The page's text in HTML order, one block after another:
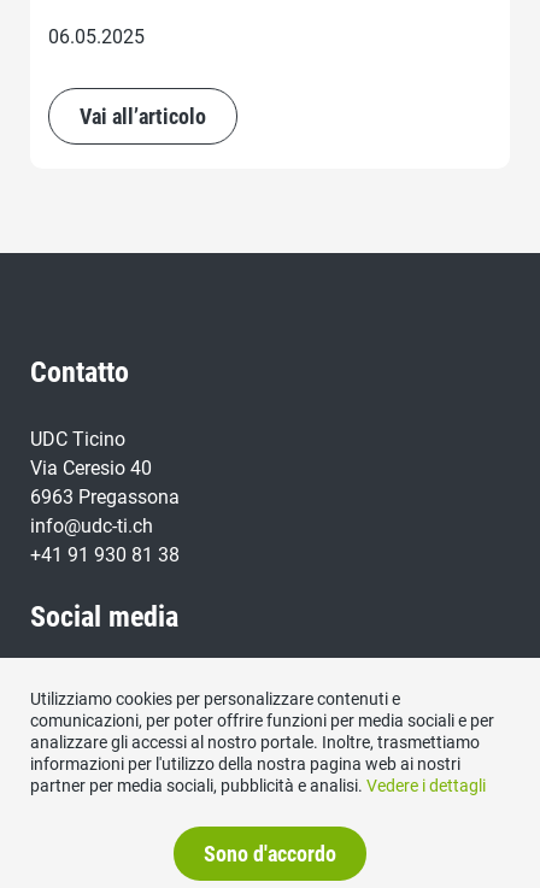
06.05.2025
Vai all’articolo
Contatto
UDC Ticino
Via Ceresio 40
6963 Pregassona
info@udc-ti.ch
+41 91 930 81 38
Social media
Utilizziamo cookies per personalizzare contenuti e
comunicazioni, per poter offrire funzioni per media sociali e per
analizzare gli accessi al nostro portale. Inoltre, trasmettiamo
informazioni per l'utilizzo della nostra pagina web ai nostri
partner per media sociali, pubblicità e analisi. Vedere i dettagli
Sono d'accordo